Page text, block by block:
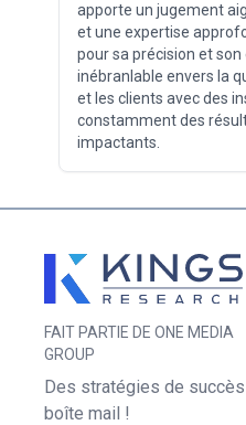
apporte un jugement
et une expertise
pour sa précision et
inébranlable envers la
et les clients avec des
constamment des
impactants.
FAIT PARTIE DE ONE MEDIA
GROUP
Des stratégies de
boîte mail !